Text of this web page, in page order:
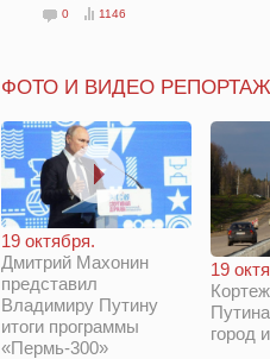
0 1146
ФОТО И ВИДЕО
19 октября.
Дмитрий Махонин
представил
Владимиру Путину
итоги программы
«Пермь-300»
19
город